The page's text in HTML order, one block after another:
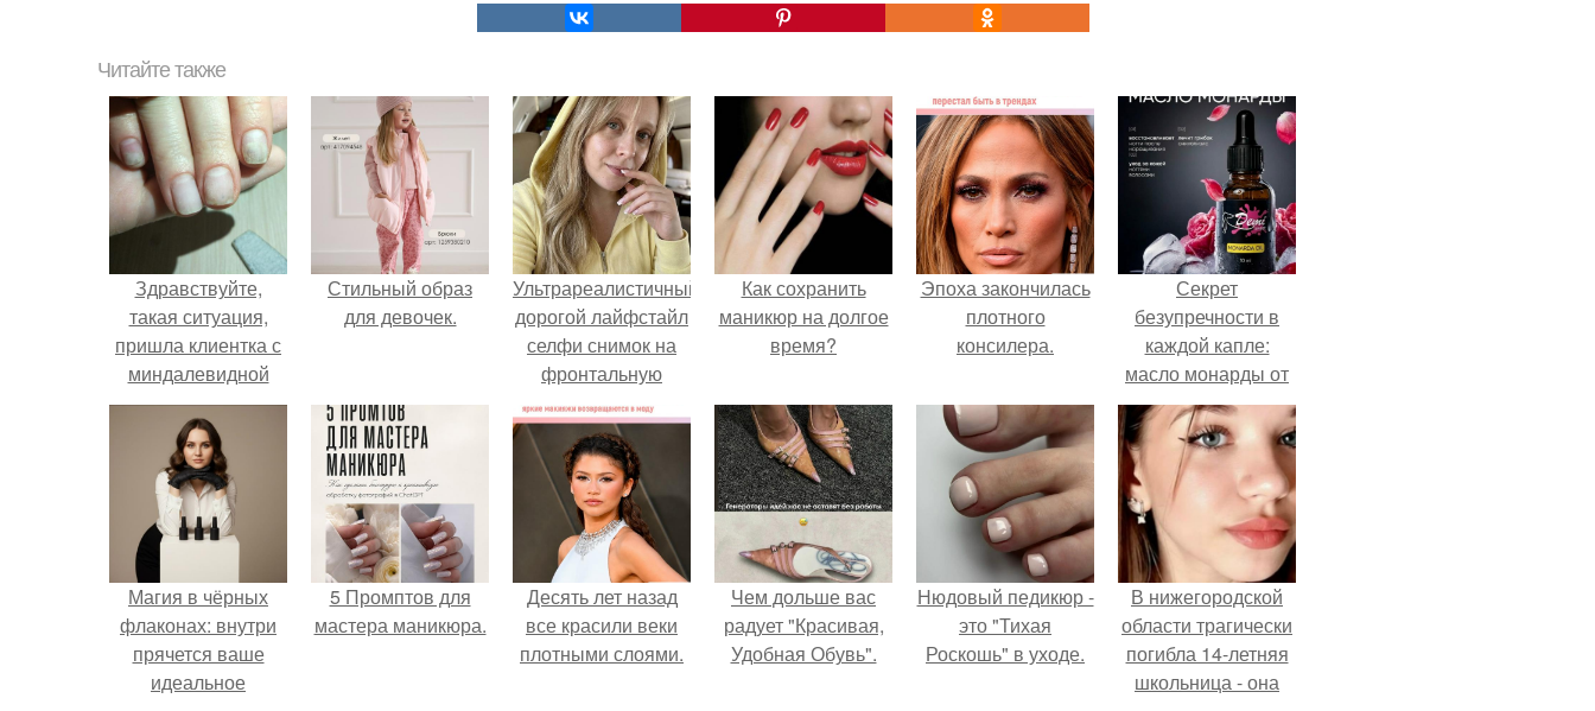
Читайте также
Здравствуйте,
такая ситуация,
пришла клиентка с
миндалевидной
формой, от другого
мастера.
Стильный образ
для девочек.
Ультрареалистичный
дорогой лайфстайл
селфи снимок на
фронтальную
камеру.
Как сохранить
маникюр на долгое
время?
Эпоха закончилась
плотного
консилера.
Секрет
безупречности в
каждой капле:
масло монарды от
Demi Sweet.
Магия в чёрных
флаконах: внутри
прячется ваше
идеальное
5 Промптов для
мастера маникюра.
Десять лет назад
все красили веки
плотными слоями.
Чем дольше вас
радует "Красивая,
Удобная Обувь".
Нюдовый педикюр -
это "Тихая
Роскошь" в уходе.
В нижегородской
области трагически
погибла 14-летняя
школьница - она